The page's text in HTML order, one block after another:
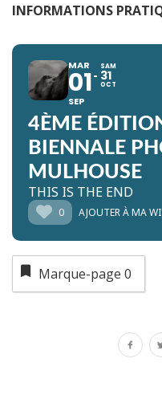
INFORMATIONS
MAR
01
SEP
SAM
31
OCT
4ÈME
BIENNALE
MULHOUSE
THIS IS THE END
0 AJOUTER À MA
Marque-page 0